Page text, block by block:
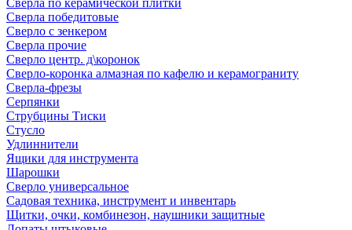
Сверла по керамической плитки
Сверла победитовые
Сверло с зенкером
Сверла прочие
Сверло центр. д\коронок
Сверло-коронка алмазная по кафелю и керамограниту
Сверла-фрезы
Серпянки
Струбцины Тиски
Стусло
Удлиннители
Ящики для инструмента
Шарошки
Сверло универсальное
Садовая техника, инструмент и инвентарь
Щитки, очки, комбинезон, наушники защитные